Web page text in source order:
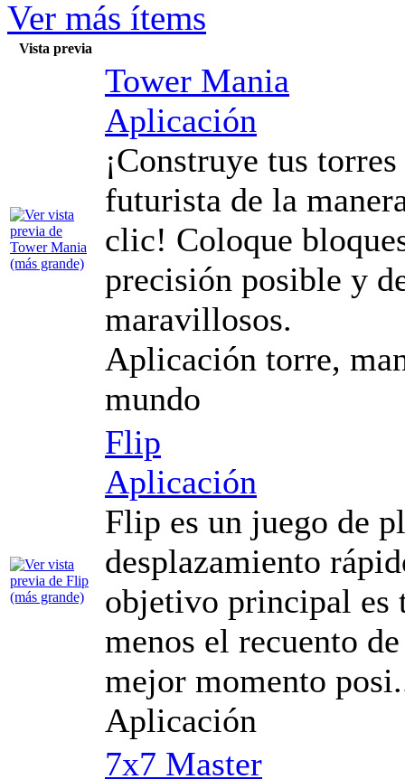
Ver más ítems
Vista previa
Tower Mania
Aplicación
¡Construye tus
futurista de la
clic! Coloque
precisión posible y
maravillosos.
Aplicación torre,
mundo
Flip
Aplicación
Flip es un juego de
desplazamiento
objetivo principal es
menos el recuento
mejor momento
Aplicación
7x7 Master